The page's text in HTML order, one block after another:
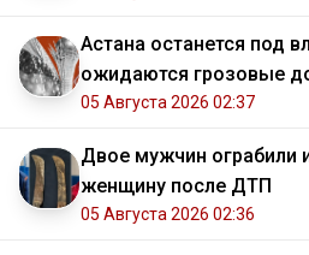
Астана останется под
ожидаются грозовые
05 Августа 2026 02:37
Двое мужчин ограбили
женщину после ДТП
05 Августа 2026 02:36